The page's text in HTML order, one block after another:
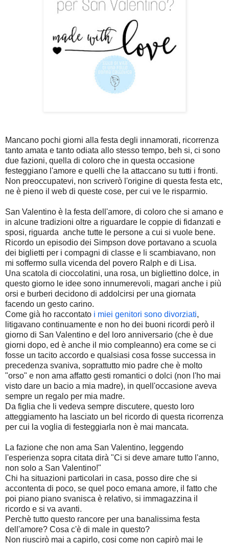
Mancano pochi giorni alla festa degli innamorati, ricorrenza
tanto amata e tanto odiata allo stesso tempo, beh si, ci sono
due fazioni, quella di coloro che in questa occasione
festeggiano l'amore e quelli che la attaccano su tutti i fronti.
Non preoccupatevi, non scriverò l'origine di questa festa etc,
ne è pieno il web di queste cose, per cui ve le risparmio.
San Valentino è la festa dell'amore, di coloro che si amano e
in alcune tradizioni oltre a riguardare le coppie di fidanzati e
sposi, riguarda anche tutte le persone a cui si vuole bene.
Ricordo un episodio dei Simpson dove portavano a scuola
dei biglietti per i compagni di classe e li scambiavano, non
mi soffermo sulla vicenda del povero Ralph e di Lisa.
Una scatola di cioccolatini, una rosa, un bigliettino dolce, in
questo giorno le idee sono innumerevoli, magari anche i più
orsi e burberi decidono di addolcirsi per una giornata
facendo un gesto carino.
Come già ho raccontato i miei genitori sono divorziati,
litigavano continuamente e non ho dei buoni ricordi però il
giorno di San Valentino e del loro anniversario (che è due
giorni dopo, ed è anche il mio compleanno) era come se ci
fosse un tacito accordo e qualsiasi cosa fosse successa in
precedenza svaniva, soprattutto mio padre che è molto
"orso" e non ama affatto gesti romantici o dolci (non l'ho mai
visto dare un bacio a mia madre), in quell'occasione aveva
sempre un regalo per mia madre.
Da figlia che li vedeva sempre discutere, questo loro
atteggiamento ha lasciato un bel ricordo di questa ricorrenza
per cui la voglia di festeggiarla non è mai mancata.
La fazione che non ama San Valentino, leggendo
l'esperienza sopra citata dirà "Ci si deve amare tutto l'anno,
non solo a San Valentino!"
Chi ha situazioni particolari in casa, posso dire che si
accontenta di poco, se quel poco emana amore, il fatto che
poi piano piano svanisca è relativo, si immagazzina il
ricordo e si va avanti.
Perchè tutto questo rancore per una banalissima festa
dell'amore? Cosa c'è di male in questo?
Non riuscirò mai a capirlo, cosi come non capirò mai le